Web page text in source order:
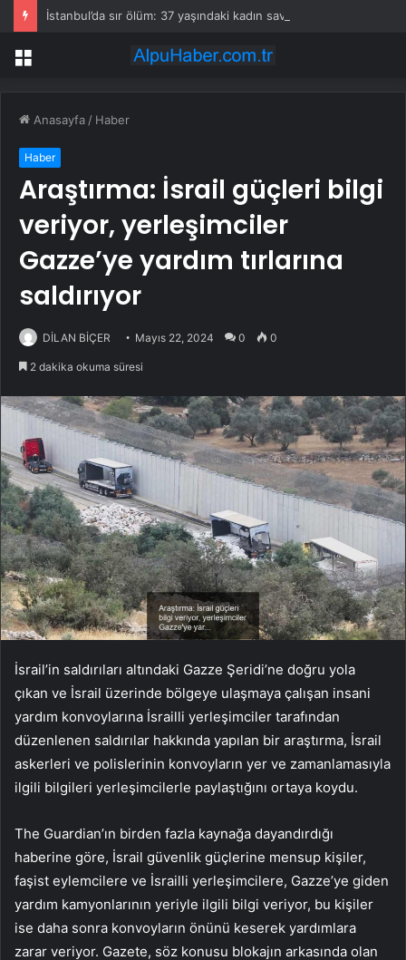
Menü
Anasayfa / Haber
Haber
Araştırma: İsrail güçleri bilgi
veriyor, yerleşimciler
Gazze’ye yardım tırlarına
saldırıyor
DİLAN BİÇER Mayıs 22, 2024 0 0
2 dakika okuma süresi
İsrail’in saldırıları altındaki Gazze Şeridi’ne doğru yola
çıkan ve İsrail üzerinde bölgeye ulaşmaya çalışan insani
yardım konvoylarına İsrailli yerleşimciler tarafından
düzenlenen saldırılar hakkında yapılan bir araştırma, İsrail
askerleri ve polislerinin konvoyların yer ve zamanlamasıyla
ilgili bilgileri yerleşimcilerle paylaştığını ortaya koydu.
The Guardian’ın birden fazla kaynağa dayandırdığı
haberine göre, İsrail güvenlik güçlerine mensup kişiler,
faşist eylemcilere ve İsrailli yerleşimcilere, Gazze’ye giden
yardım kamyonlarının yeriyle ilgili bilgi veriyor, bu kişiler
ise daha sonra konvoyların önünü keserek yardımlara
zarar veriyor. Gazete, söz konusu blokajın arkasında olan